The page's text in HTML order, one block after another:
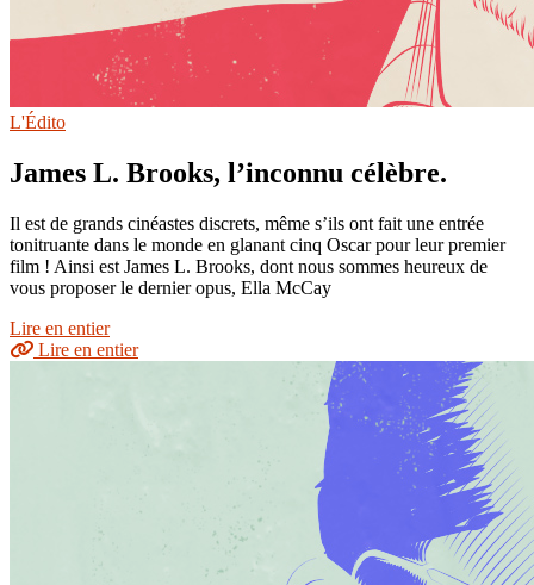
L'Édito
James L. Brooks, l’inconnu célèbre.
Il est de grands cinéastes discrets, même s’ils ont fait une entrée
tonitruante dans le monde en glanant cinq Oscar pour leur premier
film ! Ainsi est James L. Brooks, dont nous sommes heureux de
vous proposer le dernier opus, Ella McCay
Lire en entier
Lire en entier